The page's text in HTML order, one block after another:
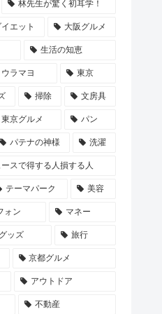
林先生が驚く初耳学！
イエット 大阪グルメ
生活の知恵
ウラマヨ 東京
掃除 文房具
東京グルメ パン
パテナの神様 洗濯
スで得する人損する人
テーマパーク 美容
ォン マネー
ッズ 旅行
京都グルメ
アウトドア
不動産